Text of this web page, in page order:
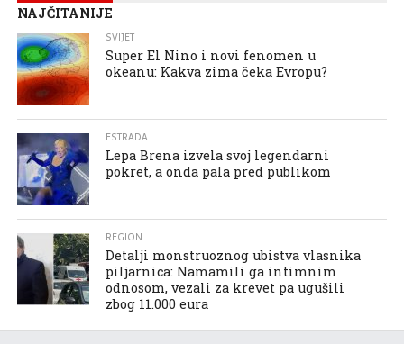
NAJČITANIJE
SVIJET
Super El Nino i novi fenomen u
okeanu: Kakva zima čeka Evropu?
ESTRADA
Lepa Brena izvela svoj legendarni
pokret, a onda pala pred publikom
REGION
Detalji monstruoznog ubistva vlasnika
piljarnica: Namamili ga intimnim
odnosom, vezali za krevet pa ugušili
zbog 11.000 eura